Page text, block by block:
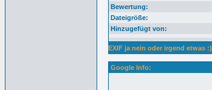
Bewertung:
Dateigröße:
Hinzugefügt von:
EXIF ja nein oder irgend etwas :)
Google Info: